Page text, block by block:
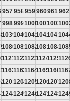
957958959960961 962
998999100010011002
10391040104110421043
10801081108210831084
11211122112311241125
11621163116411651166
12031204120512061207
12441245124612471248